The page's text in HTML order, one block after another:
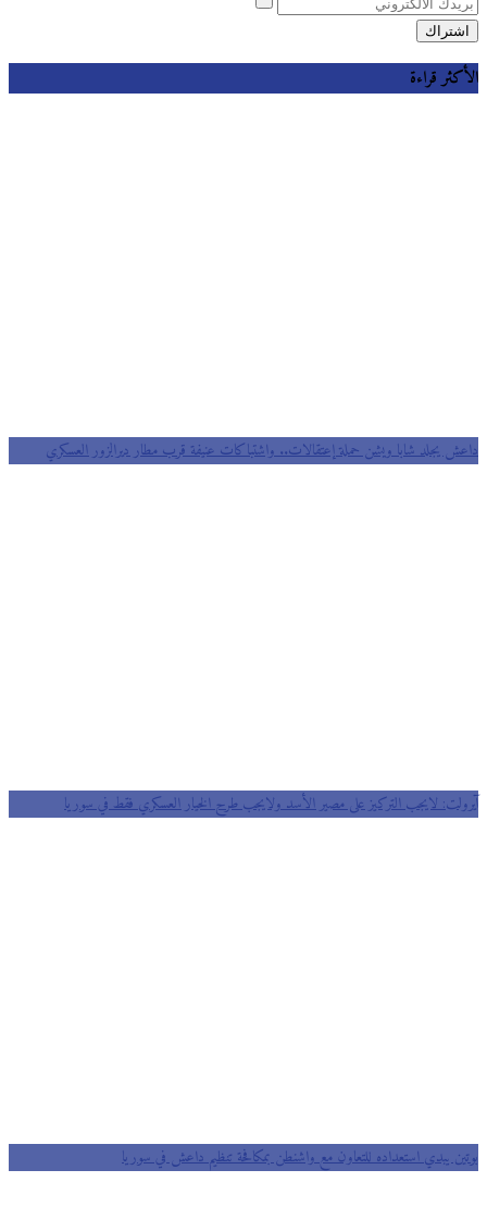
الأكثر قراءة
داعش يجلد شابا ويشن حملة إعتقالات.. واشتباكات عنيفة قرب مطار ديرالزور العسكري
آيرولت: لايجب التركيز على مصير الأسد ولايجب طرح الخيار العسكري فقط في سوريا
بوتين يبدي استعداده للتعاون مع واشنطن بمكافحة تنظيم داعش في سوريا